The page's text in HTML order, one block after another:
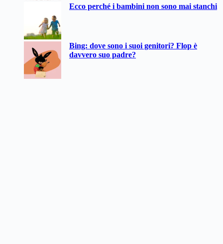
Ecco perché i bambini non sono mai stanchi
Bing: dove sono i suoi genitori? Flop è
davvero suo padre?